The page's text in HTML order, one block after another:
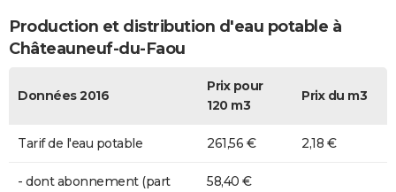
Production et distribution d'eau potable à
Châteauneuf-du-Faou
Données 2016
Prix pour
120 m3
Prix du m3
Tarif de l'eau potable 261,56 € 2,18 €
- dont abonnement (part
58,40 €